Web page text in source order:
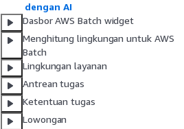
dengan AI
Dasbor AWS Batch widget
Menghitung lingkungan untuk AWS
Batch
Lingkungan layanan
Antrean tugas
Ketentuan tugas
Lowongan